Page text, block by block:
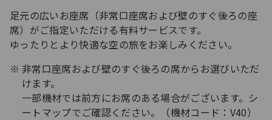
足元の広いお座席（非常口座席および壁のすぐ後ろの座
席）がご指定いただける有料サービスです。
ゆったりとより快適な空の旅をお楽しみください。
非常口座席および壁のすぐ後ろの席からお選びいただ
けます。
一部機材では前方にお席のある場合がございます。シ
ートマップでご確認ください。（機材コード：V40）